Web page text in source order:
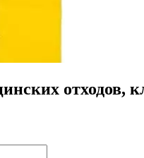
отходов,